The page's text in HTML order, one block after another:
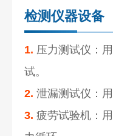
检测仪器设备
1. 压力测试仪：
试。
2. 泄漏测试仪：
3. 疲劳试验机：